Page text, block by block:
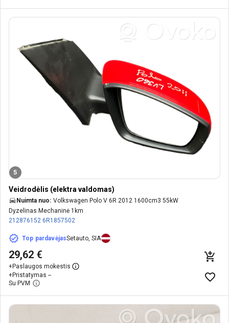
5
Veidrodėlis (elektra valdomas)
Nuimta nuo: Volkswagen Polo V 6R 2012 1600cm3 55kW
Dyzelinas Mechaninė 1km
212876152 6R1857502
Top pardavėjasSetauto, SIA
29,62 €
+Paslaugos mokestis
+Pristatymas --
Su PVM